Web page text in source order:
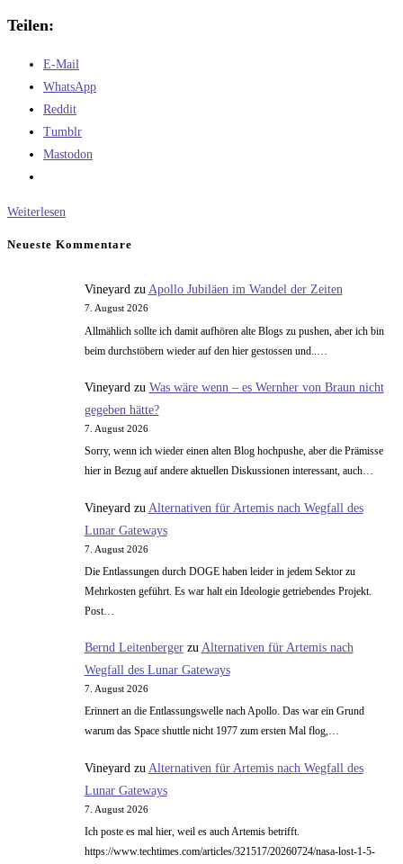
Teilen:
E-Mail
WhatsApp
Reddit
Tumblr
Mastodon
Weiterlesen
Neueste Kommentare
Vineyardzu Apollo Jubiläen im Wandel der Zeiten
7. August 2026
Allmählich sollte ich damit aufhören alte Blogs zu pushen, aber ich bin
beim durchstöbern wieder auf den hier gestossen und..…
Vineyard zu Was wäre wenn – es Wernher von Braun nicht
gegeben hätte?
7. August 2026
Sorry, wenn ich wieder einen alten Blog hochpushe, aber die Prämisse
hier in Bezug auf andere aktuellen Diskussionen interessant, auch…
Vineyard zu Alternativen für Artemis nach Wegfall des
Lunar Gateways
7. August 2026
Die Entlassungen durch DOGE haben leider in jedem Sektor zu
Mehrkosten geführt. Es war halt ein Ideologie getriebendes Projekt.
Post…
Bernd Leitenbergerzu Alternativen für Artemis nach
Wegfall des Lunar Gateways
7. August 2026
Erinnert an die Entlassungswelle nach Apollo. Das war ein Grund
warum das Space shuttle nicht 1977 zum ersten Mal flog,…
Vineyard zu Alternativen für Artemis nach Wegfall des
Lunar Gateways
7. August 2026
Ich poste es mal hier, weil es auch Artemis betrifft.
https://www.techtimes.com/articles/321517/20260724/nasa-lost-1-5-